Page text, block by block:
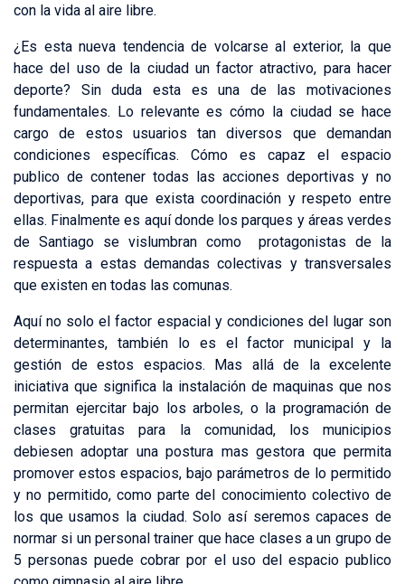
con la vida al aire libre.
¿Es esta nueva tendencia de volcarse al exterior, la que
hace del uso de la ciudad un factor atractivo, para hacer
deporte? Sin duda esta es una de las motivaciones
fundamentales. Lo relevante es cómo la ciudad se hace
cargo de estos usuarios tan diversos que demandan
condiciones específicas. Cómo es capaz el espacio
publico de contener todas las acciones deportivas y no
deportivas, para que exista coordinación y respeto entre
ellas. Finalmente es aquí donde los parques y áreas verdes
de Santiago se vislumbran como protagonistas de la
respuesta a estas demandas colectivas y transversales
que existen en todas las comunas.
Aquí no solo el factor espacial y condiciones del lugar son
determinantes, también lo es el factor municipal y la
gestión de estos espacios. Mas allá de la excelente
iniciativa que significa la instalación de maquinas que nos
permitan ejercitar bajo los arboles, o la programación de
clases gratuitas para la comunidad, los municipios
debiesen adoptar una postura mas gestora que permita
promover estos espacios, bajo parámetros de lo permitido
y no permitido, como parte del conocimiento colectivo de
los que usamos la ciudad. Solo así seremos capaces de
normar si un personal trainer que hace clases a un grupo de
5 personas puede cobrar por el uso del espacio publico